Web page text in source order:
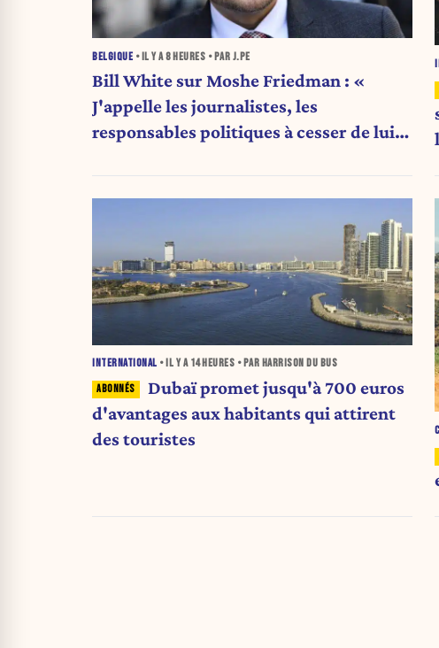
BELGIQUE • IL Y A8 HEURES • PAR J.PE
Bill White sur Moshe Friedman : «
J'appelle les journalistes, les
responsables politiques à cesser de lui
INTERNATIONAL • IL Y A 14 HEURES • PAR HARRISON DU BUS
Dubaï promet jusqu'à 700 euros
d'avantages aux habitants qui attirent
des touristes